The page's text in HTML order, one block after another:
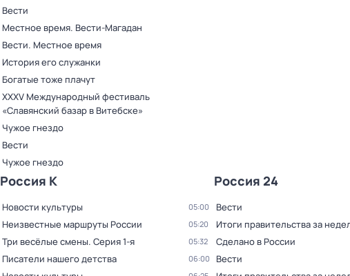
Вести
Местное время. Вести-Магадан
Вести. Местное время
История его служанки
Богатые тоже плачут
XXXV Международный фестиваль
«Славянский базар в Витебске»
Чужое гнездо
Вести
Чужое гнездо
Россия К
Новости культуры
Неизвестные маршруты России
Три весёлые смены. Серия 1-я
Писатели нашего детства
Россия 24
05:00 Вести
05:20 Итоги правительства за
05:32 Сделано в России
06:00 Вести